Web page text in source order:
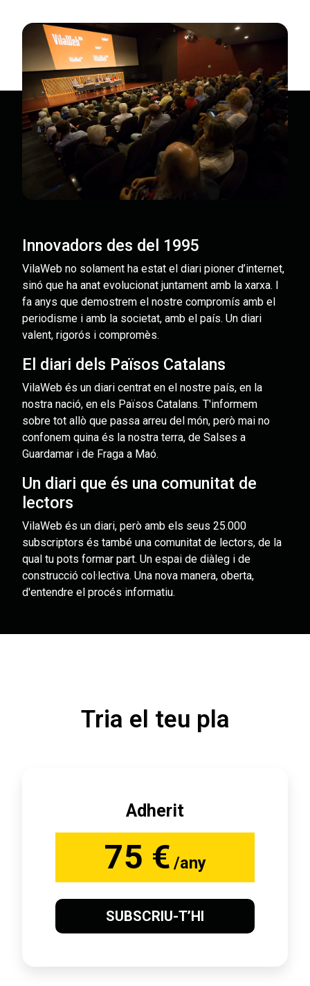
Innovadors des del 1995
VilaWeb no solament ha estat el diari pioner d’internet,
sinó que ha anat evolucionat juntament amb la xarxa. I
fa anys que demostrem el nostre compromís amb el
periodisme i amb la societat, amb el país. Un diari
valent, rigorós i compromès.
El diari dels Països Catalans
VilaWeb és un diari centrat en el nostre país, en la
nostra nació, en els Països Catalans. T'informem
sobre tot allò que passa arreu del món, però mai no
confonem quina és la nostra terra, de Salses a
Guardamar i de Fraga a Maó.
Un diari que és una comunitat de
lectors
VilaWeb és un diari, però amb els seus 25.000
subscriptors és també una comunitat de lectors, de la
qual tu pots formar part. Un espai de diàleg i de
construcció col·lectiva. Una nova manera, oberta,
d'entendre el procés informatiu.
Tria el teu pla
Adherit
75 € /any
SUBSCRIU-T’HI